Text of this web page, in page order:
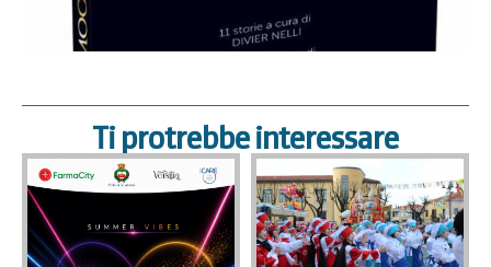
Ti protrebbe interessare